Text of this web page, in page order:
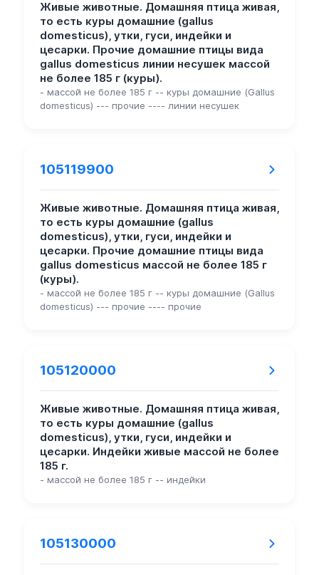
Живые животные. Домашняя птица живая,
то есть куры домашние (gallus
domesticus), утки, гуси, индейки и
цесарки. Прочие домашние птицы вида
gallus domesticus линии несушек массой
не более 185 г (куры).
- массой не более 185 г -- куры домашние (Gallus
domesticus) --- прочие ---- линии несушек
105119900
Живые животные. Домашняя птица живая,
то есть куры домашние (gallus
domesticus), утки, гуси, индейки и
цесарки. Прочие домашние птицы вида
gallus domesticus массой не более 185 г
(куры).
- массой не более 185 г -- куры домашние (Gallus
domesticus) --- прочие ---- прочие
105120000
Живые животные. Домашняя птица живая,
то есть куры домашние (gallus
domesticus), утки, гуси, индейки и
цесарки. Индейки живые массой не более
185 г.
- массой не более 185 г -- индейки
105130000